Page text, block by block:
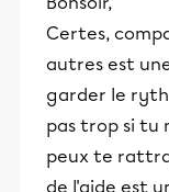
Certes,
autres est
garder le
pas trop si tu
peux te
de l'aide est